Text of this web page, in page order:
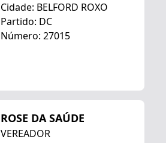
Cidade: BELFORD ROXO
Partido: DC
Número: 27015
ROSE DA SAÚDE
VEREADOR